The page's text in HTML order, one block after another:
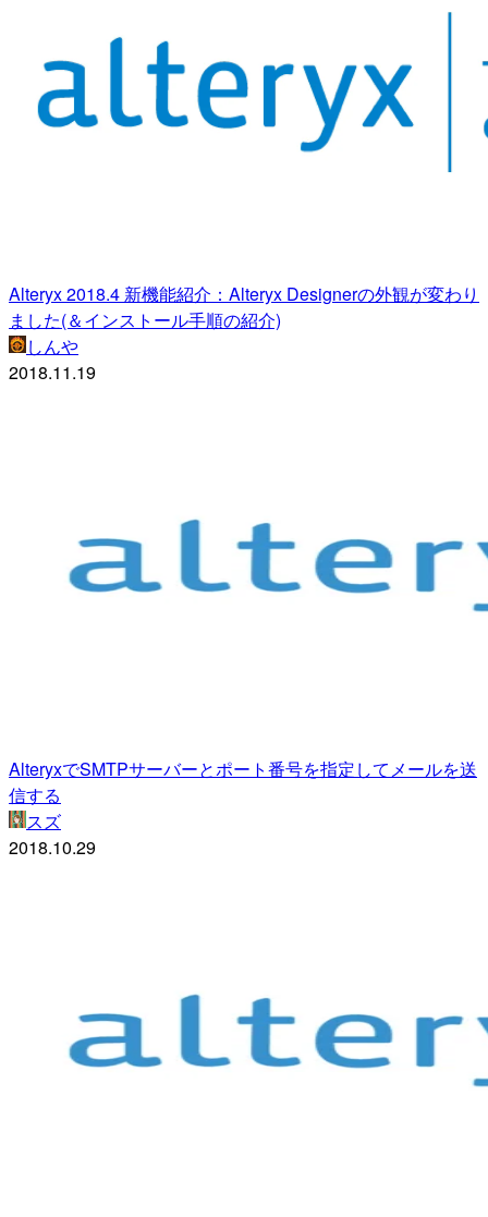
Alteryx 2018.4 新機能紹介：Alteryx Designerの外観が変わり
ました(＆インストール手順の紹介)
しんや
2018.11.19
AlteryxでSMTPサーバーとポート番号を指定してメールを送
信する
スズ
2018.10.29